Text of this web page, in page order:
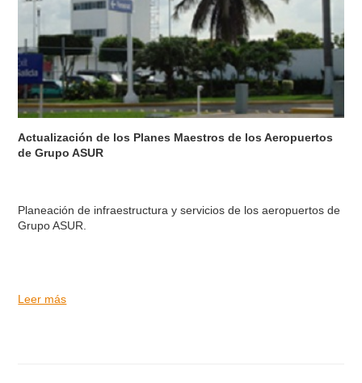
Actualización de los Planes Maestros de los Aeropuertos
de Grupo ASUR
Planeación de infraestructura y servicios de los aeropuertos de
Grupo ASUR.
Leer más